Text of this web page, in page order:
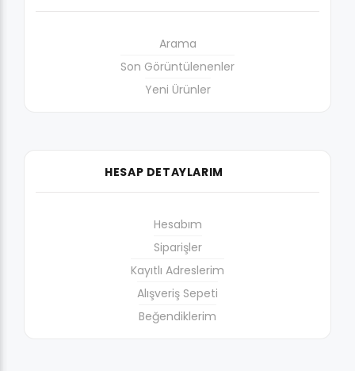
Arama
Son Görüntülenenler
Yeni Ürünler
HESAP DETAYLARIM
Hesabım
Siparişler
Kayıtlı Adreslerim
Alışveriş Sepeti
Beğendiklerim